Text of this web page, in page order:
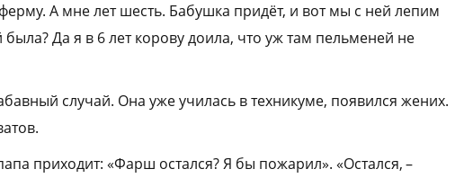
А мне лет шесть. Бабушка придёт, и вот мы с ней лепим
Да я в 6 лет корову доила, что уж там пельменей не
случай. Она уже училась в техникуме, появился жених.
приходит: «Фарш остался? Я бы пожарил». «Остался, –